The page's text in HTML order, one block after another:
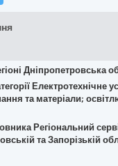
Дніпропетровська
Електротехнічне
та матеріали;
Регіональний
та Запорізькій